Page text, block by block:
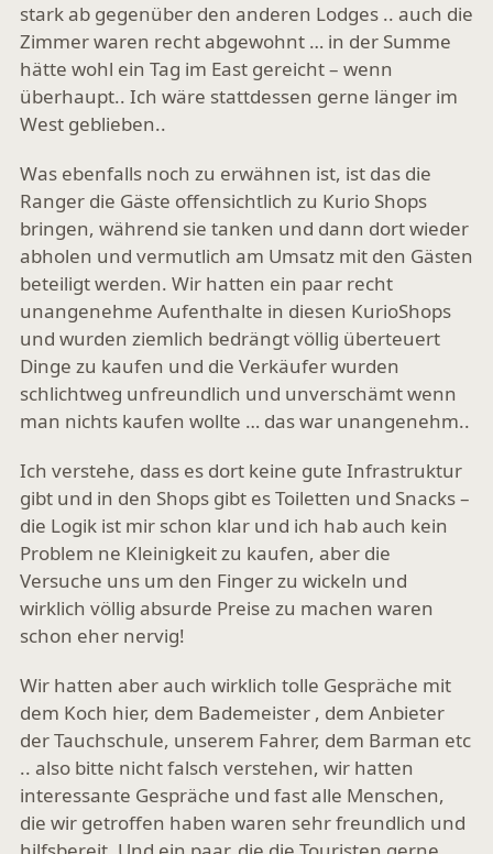
stark ab gegenüber den anderen Lodges .. auch die
Zimmer waren recht abgewohnt … in der Summe
hätte wohl ein Tag im East gereicht – wenn
überhaupt.. Ich wäre stattdessen gerne länger im
West geblieben..
Was ebenfalls noch zu erwähnen ist, ist das die
Ranger die Gäste offensichtlich zu Kurio Shops
bringen, während sie tanken und dann dort wieder
abholen und vermutlich am Umsatz mit den Gästen
beteiligt werden. Wir hatten ein paar recht
unangenehme Aufenthalte in diesen KurioShops
und wurden ziemlich bedrängt völlig überteuert
Dinge zu kaufen und die Verkäufer wurden
schlichtweg unfreundlich und unverschämt wenn
man nichts kaufen wollte … das war unangenehm..
Ich verstehe, dass es dort keine gute Infrastruktur
gibt und in den Shops gibt es Toiletten und Snacks –
die Logik ist mir schon klar und ich hab auch kein
Problem ne Kleinigkeit zu kaufen, aber die
Versuche uns um den Finger zu wickeln und
wirklich völlig absurde Preise zu machen waren
schon eher nervig!
Wir hatten aber auch wirklich tolle Gespräche mit
dem Koch hier, dem Bademeister , dem Anbieter
der Tauchschule, unserem Fahrer, dem Barman etc
.. also bitte nicht falsch verstehen, wir hatten
interessante Gespräche und fast alle Menschen,
die wir getroffen haben waren sehr freundlich und